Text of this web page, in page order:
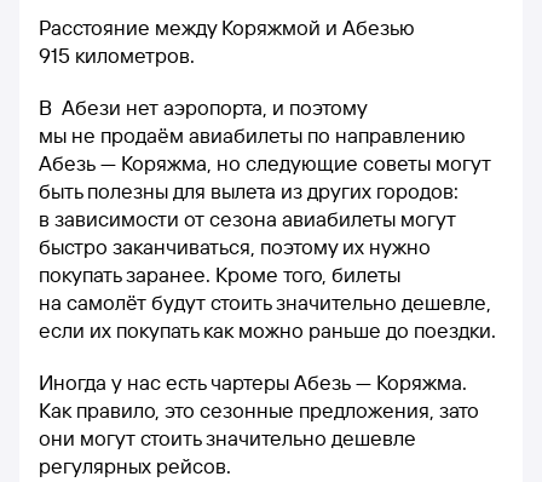
Расстояние между Коряжмой и Абезью
915 километров.
В Абези нет аэропорта, и поэтому
мы не продаём авиабилеты по направлению
Абезь — Коряжма, но следующие советы могут
быть полезны для вылета из других городов:
в зависимости от сезона авиабилеты могут
быстро заканчиваться, поэтому их нужно
покупать заранее. Кроме того, билеты
на самолёт будут стоить значительно дешевле,
если их покупать как можно раньше до поездки.
Иногда у нас есть чартеры Абезь — Коряжма.
Как правило, это сезонные предложения, зато
они могут стоить значительно дешевле
регулярных рейсов.